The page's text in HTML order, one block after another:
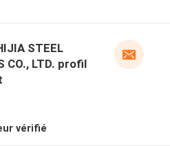
STEEL
CO., LTD. profil
vérifié